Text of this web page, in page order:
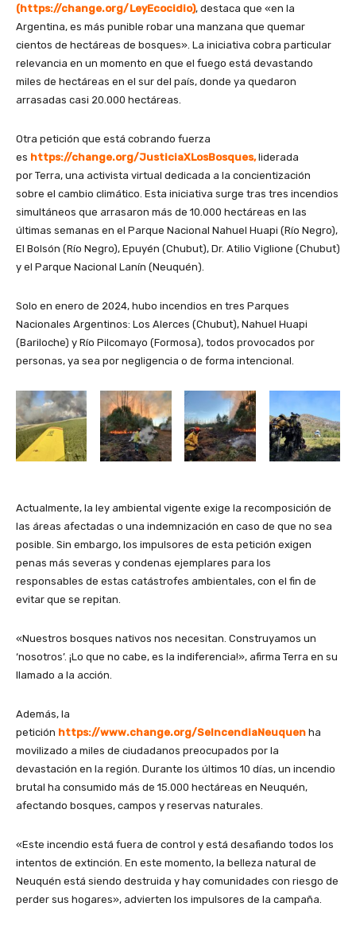
(https://change.org/LeyEcocidio), destaca que «en la
Argentina, es más punible robar una manzana que quemar
cientos de hectáreas de bosques». La iniciativa cobra particular
relevancia en un momento en que el fuego está devastando
miles de hectáreas en el sur del país, donde ya quedaron
arrasadas casi 20.000 hectáreas.
Otra petición que está cobrando fuerza
es https://change.org/JusticiaXLosBosques,liderada
por Terra, una activista virtual dedicada a la concientización
sobre el cambio climático. Esta iniciativa surge tras tres incendios
simultáneos que arrasaron más de 10.000 hectáreas en las
últimas semanas en el Parque Nacional Nahuel Huapi (Río Negro),
El Bolsón (Río Negro), Epuyén (Chubut), Dr. Atilio Viglione (Chubut)
y el Parque Nacional Lanín (Neuquén).
Solo en enero de 2024, hubo incendios en tres Parques
Nacionales Argentinos: Los Alerces (Chubut), Nahuel Huapi
(Bariloche) y Río Pilcomayo (Formosa), todos provocados por
personas, ya sea por negligencia o de forma intencional.
Actualmente, la ley ambiental vigente exige la recomposición de
las áreas afectadas o una indemnización en caso de que no sea
posible. Sin embargo, los impulsores de esta petición exigen
penas más severas y condenas ejemplares para los
responsables de estas catástrofes ambientales, con el fin de
evitar que se repitan.
«Nuestros bosques nativos nos necesitan. Construyamos un
‘nosotros’. ¡Lo que no cabe, es la indiferencia!», afirma Terra en su
llamado a la acción.
Además, la
petición https://www.change.org/SeIncendiaNeuquen ha
movilizado a miles de ciudadanos preocupados por la
devastación en la región. Durante los últimos 10 días, un incendio
brutal ha consumido más de 15.000 hectáreas en Neuquén,
afectando bosques, campos y reservas naturales.
«Este incendio está fuera de control y está desafiando todos los
intentos de extinción. En este momento, la belleza natural de
Neuquén está siendo destruida y hay comunidades con riesgo de
perder sus hogares», advierten los impulsores de la campaña.